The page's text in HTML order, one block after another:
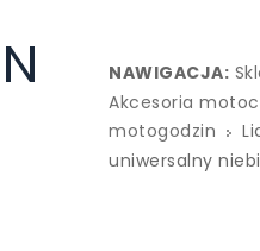
NAWIGACJA:
Akcesoria
motogodzin
uniwersalny